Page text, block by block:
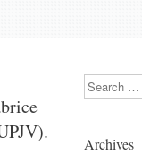
Search
Archives